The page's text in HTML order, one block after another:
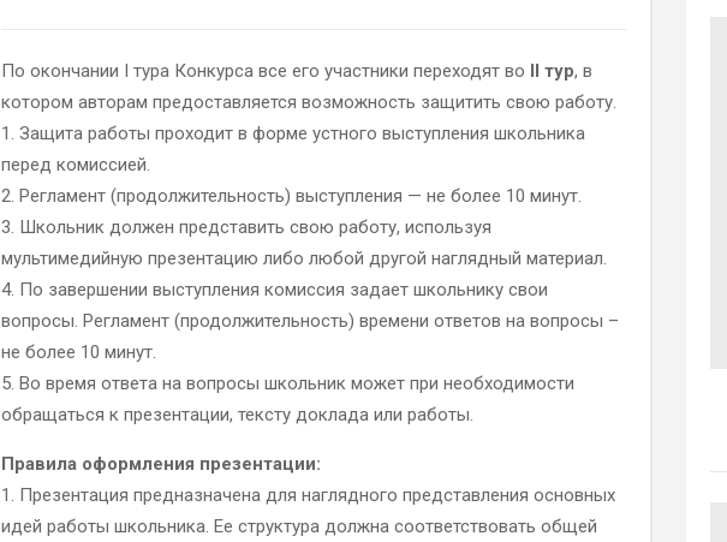
По окончании I тура Конкурса все его участники переходят во II тур, в
котором авторам предоставляется возможность защитить свою работу.
1. Защита работы проходит в форме устного выступления школьника
перед комиссией.
2. Регламент (продолжительность) выступления — не более 10 минут.
3. Школьник должен представить свою работу, используя
мультимедийную презентацию либо любой другой наглядный материал.
4. По завершении выступления комиссия задает школьнику свои
вопросы. Регламент (продолжительность) времени ответов на вопросы –
не более 10 минут.
5. Во время ответа на вопросы школьник может при необходимости
обращаться к презентации, тексту доклада или работы.
Правила оформления презентации:
1. Презентация предназначена для наглядного представления основных
идей работы школьника. Ее структура должна соответствовать общей